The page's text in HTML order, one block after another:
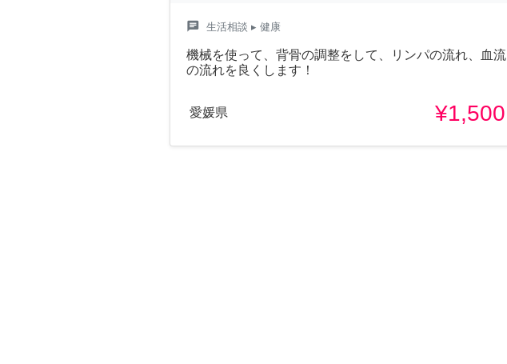
chat 生活相談 ▸ 健康
機械を使って、背骨の調整をして、リンパの流れ、血流
の流れを良くします！
愛媛県 ¥1,500